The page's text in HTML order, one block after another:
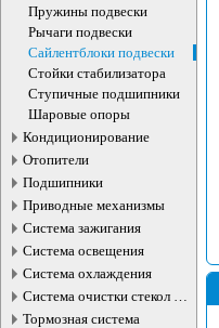
Пружины подвески
Рычаги подвески
Сайлентблоки подвески
Стойки стабилизатора
Ступичные подшипники
Шаровые опоры
Кондиционирование
Отопители
Подшипники
Приводные механизмы
Система зажигания
Система освещения
Система охлаждения
Система очистки стекол и
фар
Тормозная система